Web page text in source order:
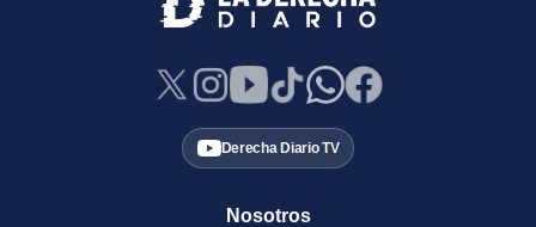
Derecha Diario TV
Nosotros